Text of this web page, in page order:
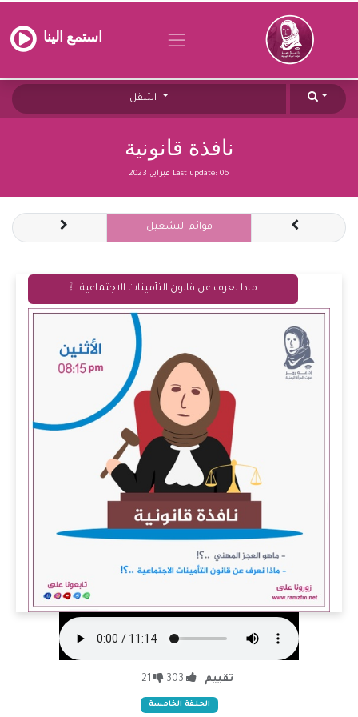
استمع الينا
نافذة قانونية
Last update: 06 فبراير, 2023
قوائم التشغيل
ماذا نعرف عن قانون التأمينات الاجتماعية ..❕
تقييم 303
21
الحلقة الخامسة